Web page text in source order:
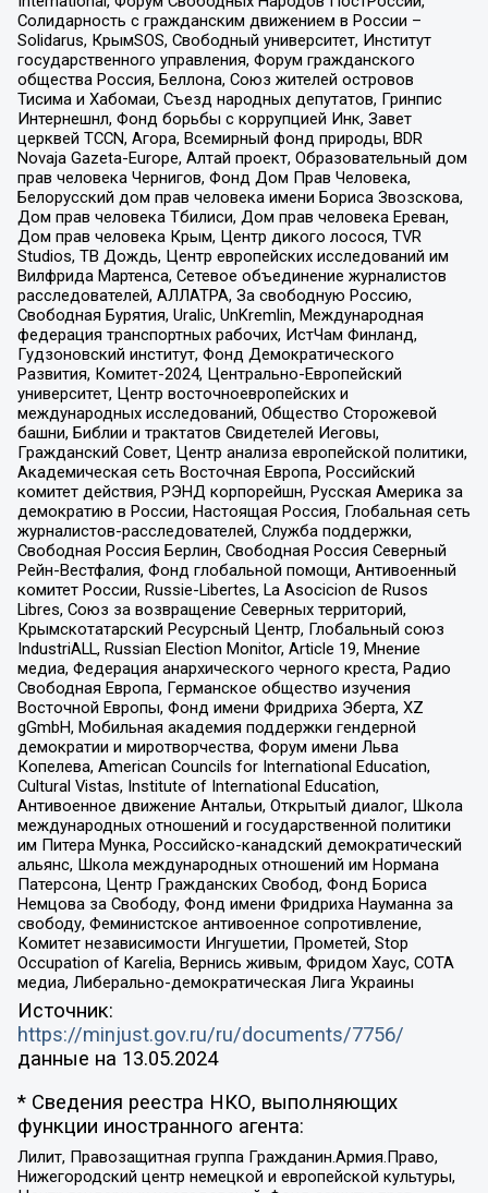
Солидарность с гражданским движением в России –
Solidarus, КрымSOS, Свободный университет, Институт
государственного управления, Форум гражданского
общества Россия, Беллона, Союз жителей островов
Тисима и Хабомаи, Съезд народных депутатов, Гринпис
Интернешнл, Фонд борьбы с коррупцией Инк, Завет
церквей TCCN, Агора, Всемирный фонд природы, BDR
Novaja Gazeta-Europe, Алтай проект, Образовательный дом
прав человека Чернигов, Фонд Дом Прав Человека,
Белорусский дом прав человека имени Бориса Звозскова,
Дом прав человека Тбилиси, Дом прав человека Ереван,
Дом прав человека Крым, Центр дикого лосося, TVR
Studios, ТВ Дождь, Центр европейских исследований им
Вилфрида Мартенса, Сетевое объединение журналистов
расследователей, АЛЛАТРА, За свободную Россию,
Свободная Бурятия, Uralic, UnKremlin, Международная
федерация транспортных рабочих, ИстЧам Финланд,
Гудзоновский институт, Фонд Демократического
Развития, Комитет-2024, Центрально-Европейский
университет, Центр восточноевропейских и
международных исследований, Общество Сторожевой
башни, Библии и трактатов Свидетелей Иеговы,
Гражданский Совет, Центр анализа европейской политики,
Академическая сеть Восточная Европа, Российский
комитет действия, РЭНД корпорейшн, Русская Америка за
демократию в России, Настоящая Россия, Глобальная сеть
журналистов-расследователей, Служба поддержки,
Свободная Россия Берлин, Свободная Россия Северный
Рейн-Вестфалия, Фонд глобальной помощи, Антивоенный
комитет России, Russie-Libertes, La Asocicion de Rusos
Libres, Союз за возвращение Северных территорий,
Крымскотатарский Ресурсный Центр, Глобальный союз
IndustriALL, Russian Election Monitor, Article 19, Мнение
медиа, Федерация анархического черного креста, Радио
Свободная Европа, Германское общество изучения
Восточной Европы, Фонд имени Фридриха Эберта, XZ
gGmbH, Мобильная академия поддержки гендерной
демократии и миротворчества, Форум имени Льва
Копелева, American Councils for International Education,
Cultural Vistas, Institute of International Education,
Антивоенное движение Антальи, Открытый диалог, Школа
международных отношений и государственной политики
им Питера Мунка, Российско-канадский демократический
альянс, Школа международных отношений им Нормана
Патерсона, Центр Гражданских Свобод, Фонд Бориса
Немцова за Свободу, Фонд имени Фридриха Науманна за
свободу, Феминистское антивоенное сопротивление,
Комитет независимости Ингушетии, Прометей, Stop
Occupation of Karelia, Вернись живым, Фридом Хаус, СОТА
медиа, Либерально-демократическая Лига Украины
Источник:
https://minjust.gov.ru/ru/documents/7756/
данные на 13.05.2024
* Сведения реестра НКО, выполняющих
функции иностранного агента:
Лилит, Правозащитная группа Гражданин.Армия.Право,
Нижегородский центр немецкой и европейской культуры,